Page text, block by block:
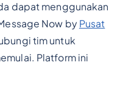
dapat menggunakan
Now by Pusat
tim untuk
Platform ini